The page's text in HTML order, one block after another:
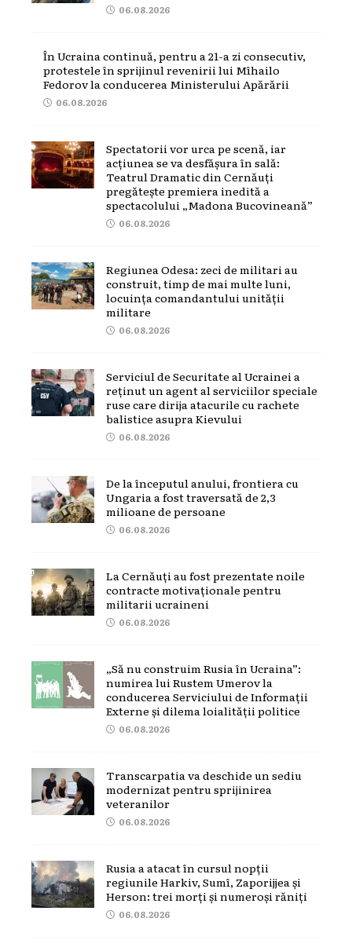
06.08.2026
În Ucraina continuă, pentru a 21-a zi consecutiv,
protestele în sprijinul revenirii lui Mîhailo
Fedorov la conducerea Ministerului Apărării
06.08.2026
Spectatorii vor urca pe scenă, iar
acțiunea se va desfășura în sală:
Teatrul Dramatic din Cernăuți
pregătește premiera inedită a
spectacolului „Madona Bucovineană”
06.08.2026
Regiunea Odesa: zeci de militari au
construit, timp de mai multe luni,
locuința comandantului unității
militare
06.08.2026
Serviciul de Securitate al Ucrainei a
reținut un agent al serviciilor speciale
ruse care dirija atacurile cu rachete
balistice asupra Kievului
06.08.2026
De la începutul anului, frontiera cu
Ungaria a fost traversată de 2,3
milioane de persoane
06.08.2026
La Cernăuți au fost prezentate noile
contracte motivaționale pentru
militarii ucraineni
06.08.2026
„Să nu construim Rusia în Ucraina”:
numirea lui Rustem Umerov la
conducerea Serviciului de Informații
Externe și dilema loialității politice
06.08.2026
Transcarpatia va deschide un sediu
modernizat pentru sprijinirea
veteranilor
06.08.2026
Rusia a atacat în cursul nopții
regiunile Harkiv, Sumî, Zaporijjea și
Herson: trei morți și numeroși răniți
06.08.2026